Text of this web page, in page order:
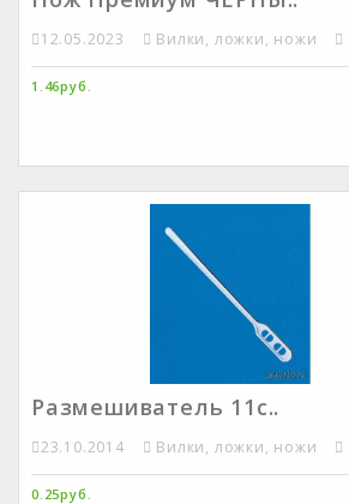
12.05.2023 Вилки, ложки, ножи
1.46руб.
Размешиватель 11с..
23.10.2014 Вилки, ложки, ножи
0.25руб.